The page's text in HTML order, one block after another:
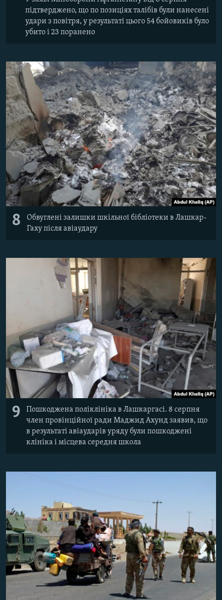
підтверджено, що по позиціях талібів були нанесені
удари з повітря, у результаті цього 54 бойовиків було
убито і 23 поранено
8
Обвуглені залишки шкільної бібліотеки в Лашкар-
Гаху після авіаудару
9
Пошкоджена поліклініка в Лашкаргасі. 8 серпня
член провінційної ради Маджид Ахунд заявив, що
в результаті авіаударів уряду були пошкоджені
клініка і місцева середня школа